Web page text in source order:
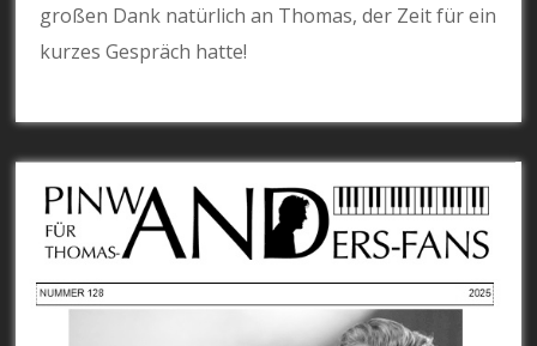
großen Dank natürlich an Thomas, der Zeit für ein
kurzes Gespräch hatte!